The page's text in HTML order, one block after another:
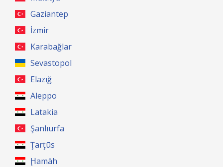
Gaziantep
İzmir
Karabağlar
Sevastopol
Elazığ
Aleppo
Latakia
Şanlıurfa
Ţarţūs
Ḩamāh